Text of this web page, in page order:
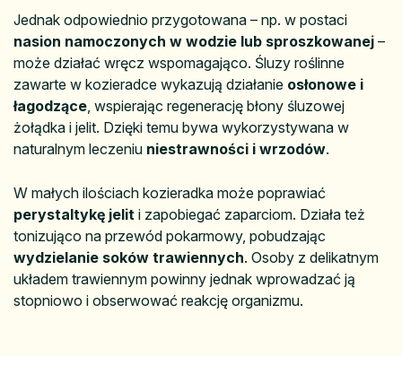
Jednak odpowiednio przygotowana – np. w postaci
nasion namoczonych w wodzie lub sproszkowanej –
może działać wręcz wspomagająco. Śluzy roślinne
zawarte w kozieradce wykazują działanie osłonowe i
łagodzące , wspierając regenerację błony śluzowej
żołądka i jelit. Dzięki temu bywa wykorzystywana w
naturalnym leczeniu niestrawności i wrzodów.
W małych ilościach kozieradka może poprawiać
perystaltykę jelit i zapobiegać zaparciom. Działa też
tonizująco na przewód pokarmowy, pobudzając
wydzielanie soków trawiennych. Osoby z delikatnym
układem trawiennym powinny jednak wprowadzać ją
stopniowo i obserwować reakcję organizmu.